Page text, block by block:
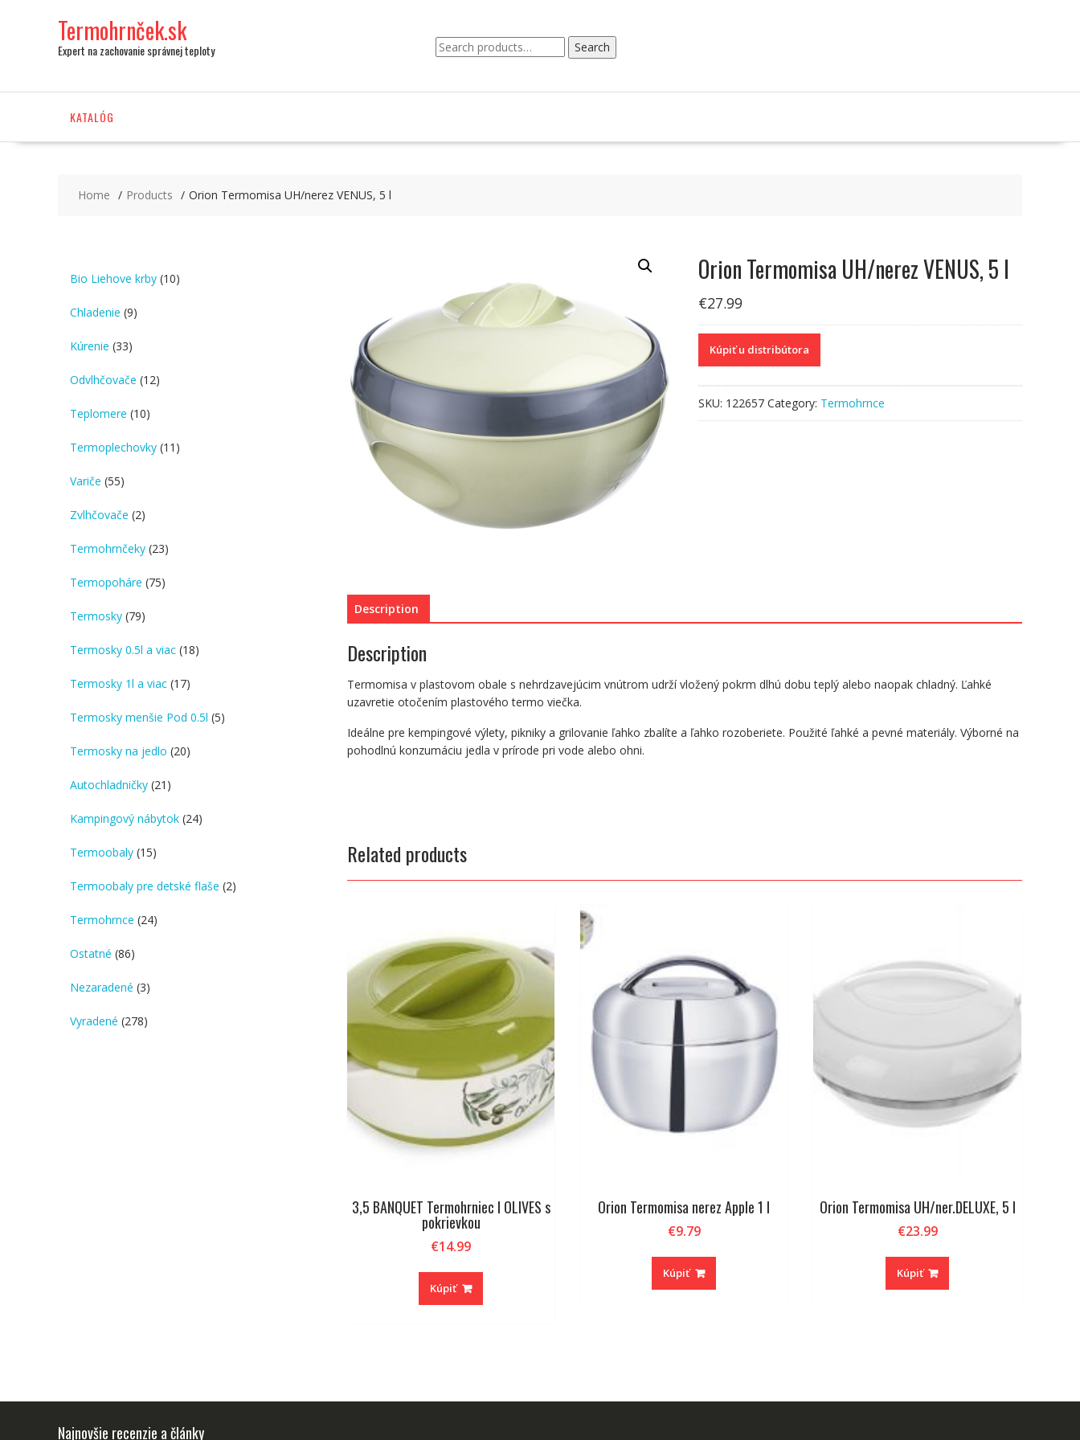
Termohrnček.sk
Expert na zachovanie správnej teploty
Search
for:
Search
KATALÓG
Home Products Orion Termomisa UH/nerez VENUS, 5 l
Orion Termomisa UH/nerez VENUS, 5 l
€27.99
Kúpiť u distribútora
SKU: 122657 Category: Termohrnce
Description
Description
Termomisa v plastovom obale s nehrdzavejúcim vnútrom udrží vložený pokrm dlhú dobu teplý alebo naopak chladný. Ľahké
uzavretie otočením plastového termo viečka.
Ideálne pre kempingové výlety, pikniky a grilovanie ľahko zbalíte a ľahko rozoberiete. Použité ľahké a pevné materiály. Výborné na
pohodlnú konzumáciu jedla v prírode pri vode alebo ohni.
Related products
3,5 BANQUET Termohrniec l OLIVES s
pokrievkou
€14.99
Kúpiť
Orion Termomisa nerez Apple 1 l
€9.79
Kúpiť
Orion Termomisa UH/ner.DELUXE, 5 l
€23.99
Kúpiť
Bio Liehove krby 1010
Chladenie 99
Kúrenie 3333
Odvlhčovače 1212
Teplomere 1010
Termoplechovky 11 11
Variče 5555
Zvlhčovače 22
Termohrnčeky 2323
Termopoháre 7575
Termosky 7979
Termosky 0.5l a viac 1818
Termosky 1l a viac 1717
Termosky menšie Pod 0.5l 55
Termosky na jedlo 2020
Autochladničky 21 21
Kampingový nábytok 2424
Termoobaly 1515
Termoobaly pre detské flaše 22
Termohrnce 2424
Ostatné 8686
Nezaradené 33
Vyradené 278278
Najnovšie recenzie a články